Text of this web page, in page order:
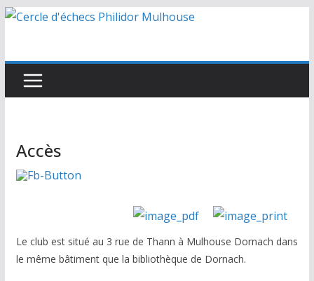
Passer
Accès
Le club est situé au 3 rue de Thann à Mulhouse Dornach dans
le même bâtiment que la bibliothèque de Dornach.